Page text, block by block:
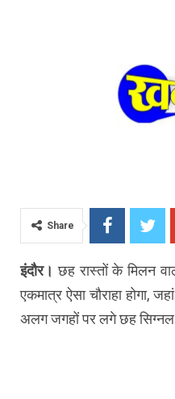
Share
इंदौर।छह रास्तों के मिलन
एकमात्र ऐसा चौराहा होगा,
अलग जगहों पर लगे छह सिग्नल